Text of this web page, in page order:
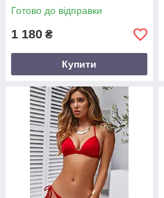
Готово до відправки
1 180 ₴
Купити